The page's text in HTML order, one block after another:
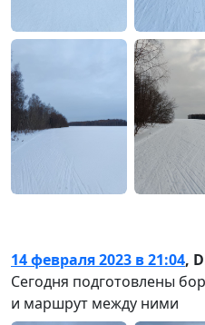
14 февраля 2023 в 21:04,
Сегодня подготовлены
и маршрут между ними